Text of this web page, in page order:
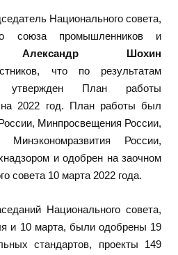
Национального совета,
союза промышленников и
Александр Шохин
что по результатам
утвержден План работы
на 2022 год. План работы был
Минпросвещения России,
России,
и одобрен на заочном
совета 10 марта 2022 года.
Национального совета,
и 10 марта, были одобрены 19
стандартов, проекты 149